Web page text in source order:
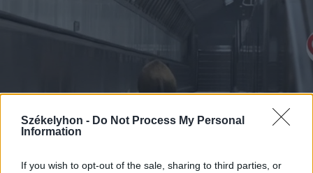
Székelyhon - Do Not Process My Personal
Information
If you wish to opt-out of the sale, sharing to third parties, or